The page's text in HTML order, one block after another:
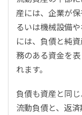
産には、企業が
るいは機械設備
には、負債と純
務のある資金を
れます。
負債も資産と同
流動負債と、返